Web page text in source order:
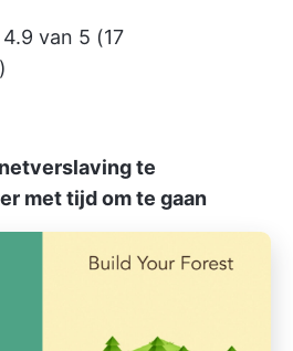
4.9 van 5 (17
te
met tijd om te gaan